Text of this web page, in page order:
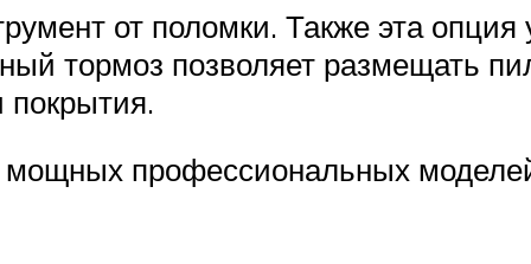
от поломки. Также эта опция
тормоз позволяет размещать
покрытия.
мощных профессиональных